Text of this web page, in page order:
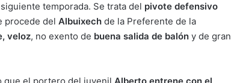
temporada. Se trata del pivote defensivo
procede del Albuixech de la Preferente de la
veloz, no exento de buena salida de balón y de gran